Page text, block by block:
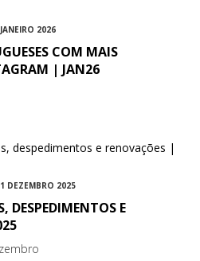
2026
COM MAIS
| JAN26
DEZEMBRO 2025
DESPEDIMENTOS E